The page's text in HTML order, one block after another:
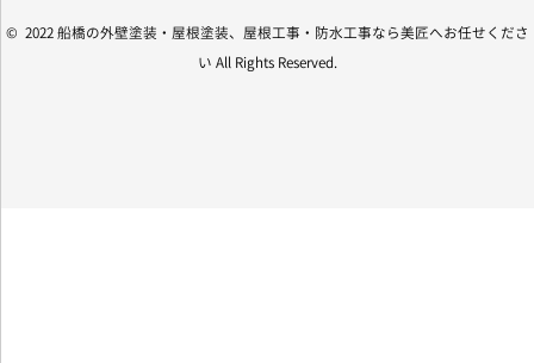
© 2022 船橋の外壁塗装・屋根塗装、屋根工事・防水工事なら美匠へお任せくださ
い All Rights Reserved.